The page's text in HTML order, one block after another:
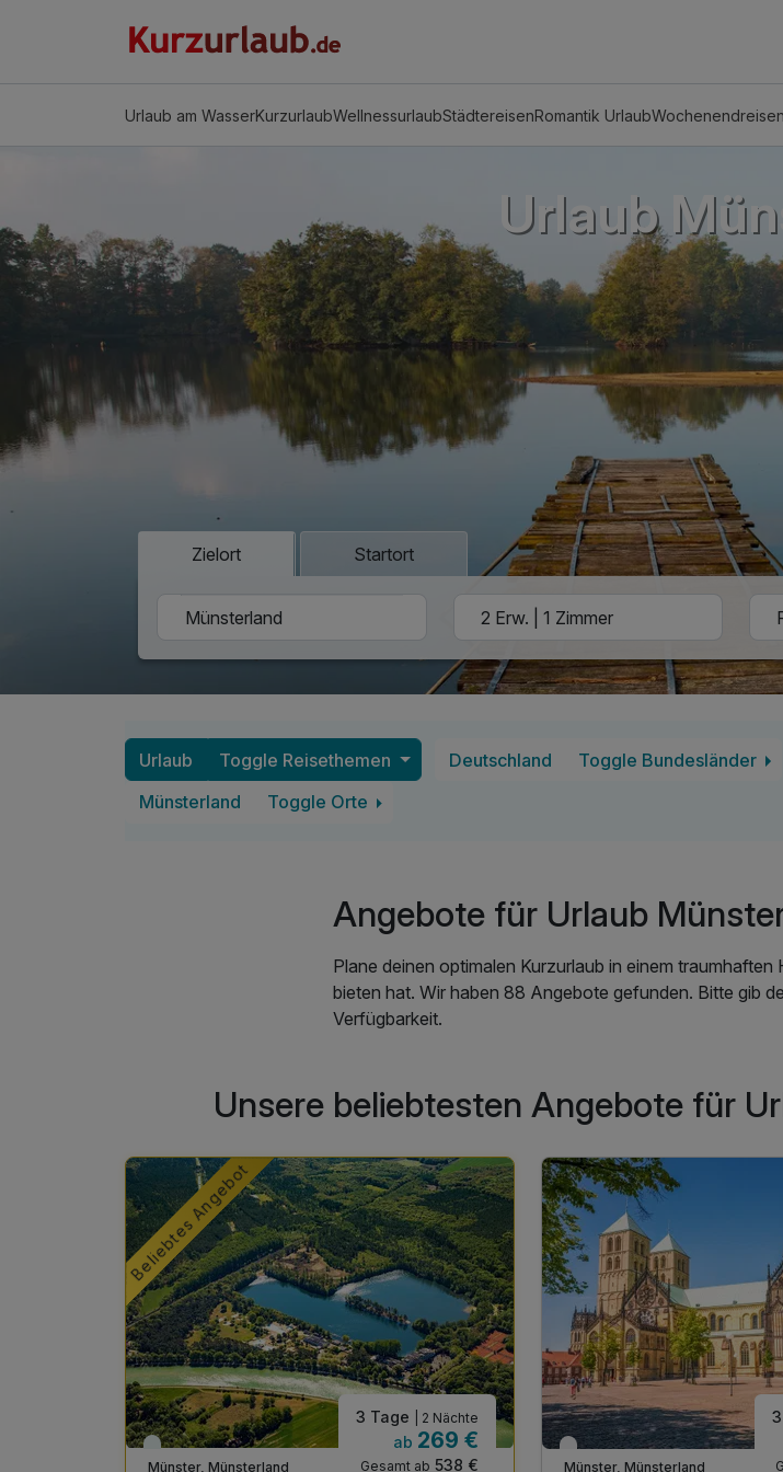
Urlaub am WasserKurzurlaubWellnessurlaubStädtereisenRomantik UrlaubWochenendreisen
Urlaub
Zielort Startort
Urlaub Toggle Reisethemen Deutschland Toggle Bundesländer
Münsterland
Toggle Orte
Angebote für Urlaub
Plane deinen optimalen Kurzurlaub in einem
bieten hat. Wir haben 88 Angebote gefunden. Bitte gib
Verfügbarkeit.
Unsere beliebtesten Angebote für
Beliebtes Angebot
Viele Termine frei
Münster, Münsterland
3 Tage | 2 Nächte
ab 269 €
Gesamt ab 538 €
Verfügbar bis Dezember
Münster, Münsterland